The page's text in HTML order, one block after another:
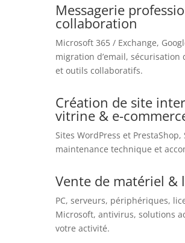
Messagerie
collaboration
Microsoft 365 / Exchange,
migration d’email, sécurisation
et outils collaboratifs.
Création de site
vitrine & e-
Sites WordPress et PrestaShop,
maintenance technique et
Vente de matériel &
PC, serveurs, périphériques,
Microsoft, antivirus, solutions
votre activité.